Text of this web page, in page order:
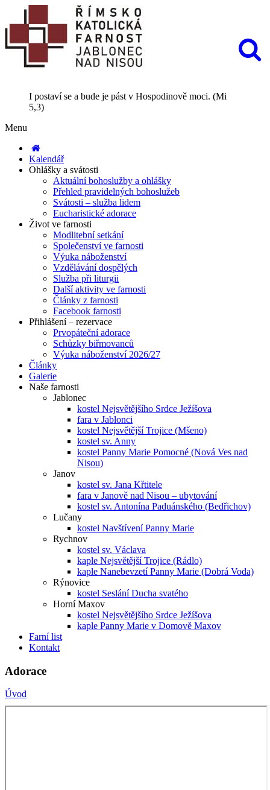
I postaví se a bude je pást v Hospodinově moci. (Mi
5,3)
Menu
Kalendář
Ohlášky a svátosti
Aktuální bohoslužby a ohlášky
Přehled pravidelných bohoslužeb
Svátosti – služba lidem
Eucharistické adorace
Život ve farnosti
Modlitební setkání
Společenství ve farnosti
Výuka náboženství
Vzdělávání dospělých
Služba při liturgii
Další aktivity ve farnosti
Články z farnosti
Facebook farnosti
Přihlášení – rezervace
Prvopáteční adorace
Schůzky biřmovanců
Výuka náboženství 2026/27
Články
Galerie
Naše farnosti
Jablonec
kostel Nejsvětějšího Srdce Ježíšova
fara v Jablonci
kostel Nejsvětější Trojice (Mšeno)
kostel sv. Anny
kostel Panny Marie Pomocné (Nová Ves nad
Nisou)
Janov
kostel sv. Jana Křtitele
fara v Janově nad Nisou – ubytování
kostel sv. Antonína Paduánského (Bedřichov)
Lučany
kostel Navštívení Panny Marie
Rychnov
kostel sv. Václava
kaple Nejsvětější Trojice (Rádlo)
kaple Nanebevzetí Panny Marie (Dobrá Voda)
Rýnovice
kostel Seslání Ducha svatého
Horní Maxov
kostel Nejsvětějšího Srdce Ježíšova
kaple Panny Marie v Domově Maxov
Farní list
Kontakt
Adorace
Úvod